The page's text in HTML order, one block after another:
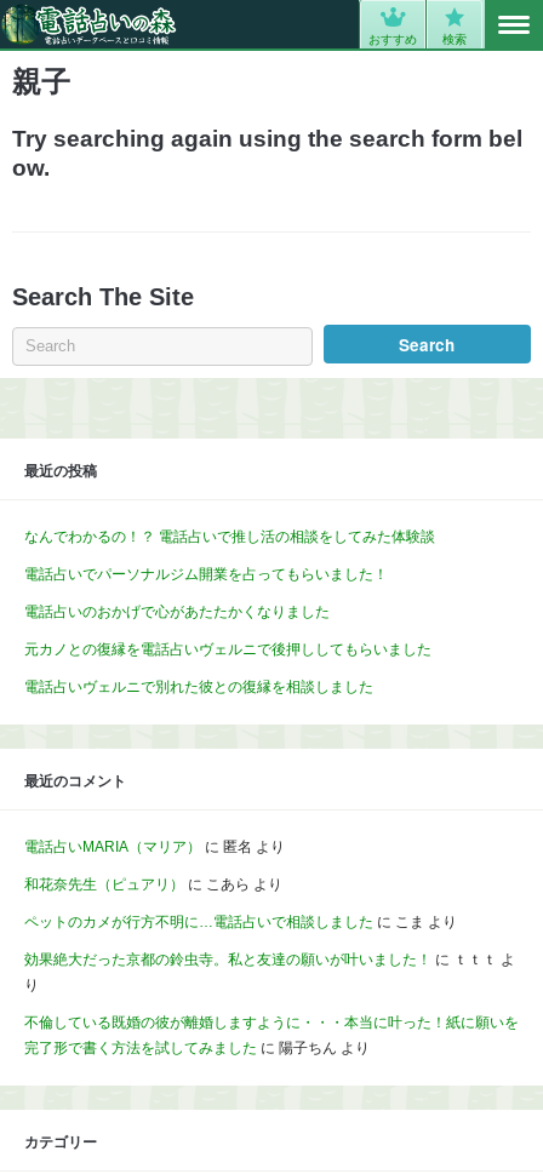
おすすめ 検索
親子
Try searching again using the search form bel
ow.
Search The Site
最近の投稿
なんでわかるの！？ 電話占いで推し活の相談をしてみた体験談
電話占いでパーソナルジム開業を占ってもらいました！
電話占いのおかげで心があたたかくなりました
元カノとの復縁を電話占いヴェルニで後押ししてもらいました
電話占いヴェルニで別れた彼との復縁を相談しました
最近のコメント
電話占いMARIA（マリア） に 匿名 より
和花奈先生（ピュアリ） に こあら より
ペットのカメが行方不明に…電話占いで相談しました に こま より
効果絶大だった京都の鈴虫寺。私と友達の願いが叶いました！ に ｔｔｔ
よ
り
不倫している既婚の彼が離婚しますように・・・本当に叶った！紙に願いを
完了形で書く方法を試してみました に 陽子ちん より
カテゴリー